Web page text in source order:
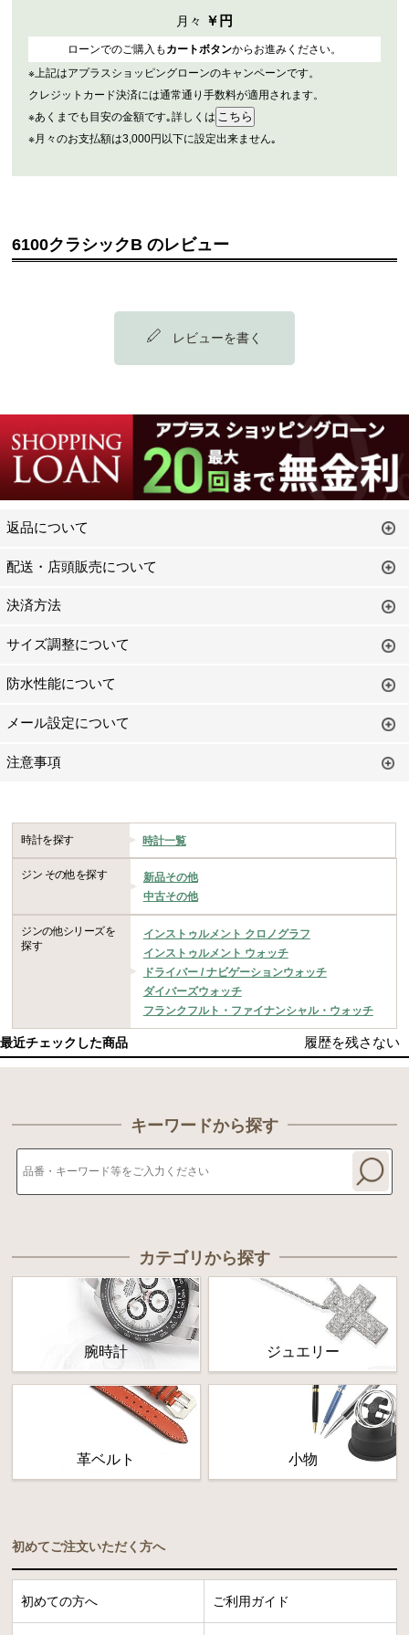
月々 ￥ 円
ローンでのご購入も カートボタンからお進みください。
※上記はアプラスショッピングローンのキャンペーンです。
クレジットカード決済には通常通り手数料が適用されます。
※あくまでも目安の金額です｡詳しくは
※月々のお支払額は3,000円以下に設定出来ません｡
6100クラシックB のレビュー
レビューを書く
返品について
配送・店頭販売について
決済方法
サイズ調整について
防水性能について
メール設定について
注意事項
時計を探す 時計一覧
ジン その他を探す
新品その他
中古その他
ジンの他シリーズを
探す
インストゥルメント クロノグラフ
インストゥルメント ウォッチ
ドライバー / ナビゲーションウォッチ
ダイバーズウォッチ
フランクフルト・ファイナンシャル・ウォッチ
最近チェックした商品 履歴を残さない
キーワードから探す
カテゴリから探す
腕時計 ジュエリー
革ベルト 小物
初めてご注文いただく方へ
初めての方へ ご利用ガイド